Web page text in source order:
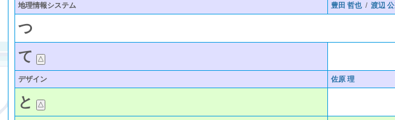
地理情報システム 豊田 哲也/渡辺
つ
て
デザイン 佐原 理
と